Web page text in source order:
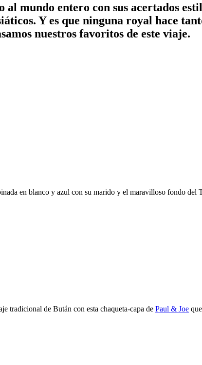
mundo entero con sus acertados
Y es que ninguna royal hace
nuestros favoritos de este viaje.
en blanco y azul con su marido y el maravilloso fondo del
tradicional de Bután con esta chaqueta-capa de Paul & Joe